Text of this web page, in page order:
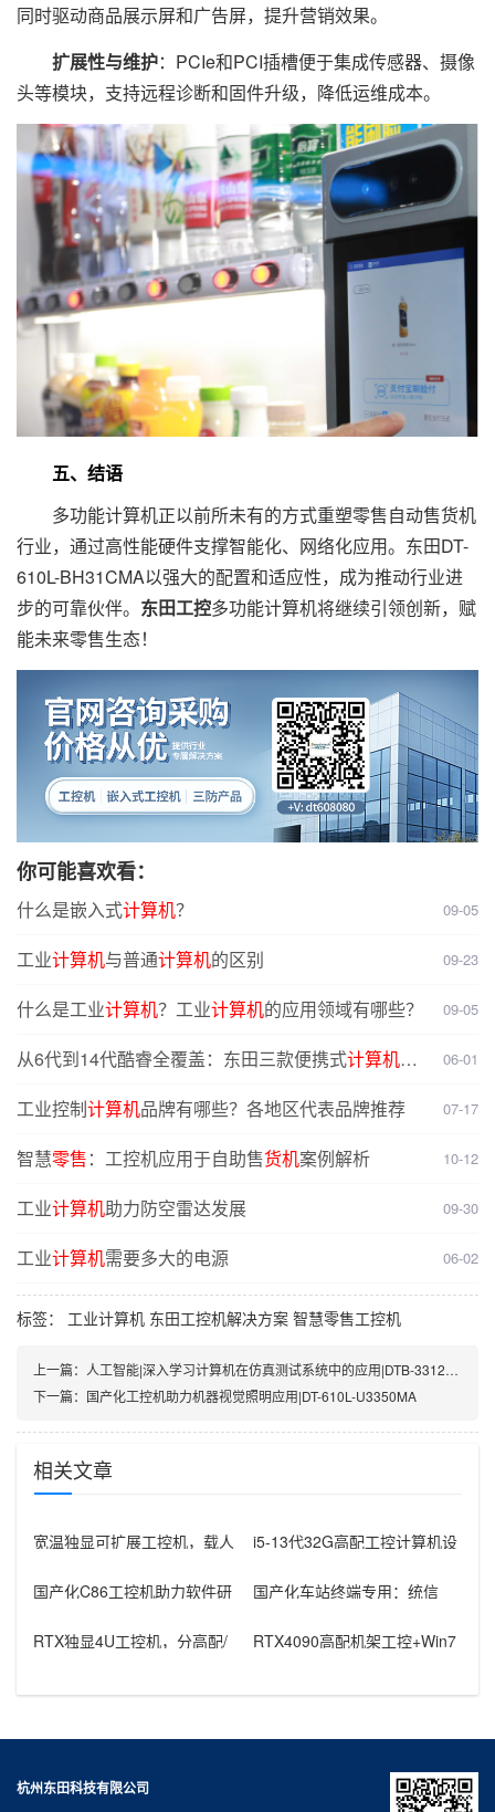
同时驱动商品展示屏和广告屏，提升营销效果。
扩展性与维护：PCIe和PCI插槽便于集成传感器、摄像
头等模块，支持远程诊断和固件升级，降低运维成本。
五、结语
多功能计算机正以前所未有的方式重塑零售自动售货机
行业，通过高性能硬件支撑智能化、网络化应用。东田DT-
610L-BH31CMA以强大的配置和适应性，成为推动行业进
步的可靠伙伴。 东田工控多功能计算机将继续引领创新，赋
能未来零售生态！
你可能喜欢看：
什么是嵌入式计算机？ 09-05
工业计算机与普通计算机的区别 09-23
什么是工业计算机？工业计算机的应用领域有哪些？ 09-05
从6代到14代酷睿全覆盖：东田三款便携式计算机如
06-01
工业控制计算机品牌有哪些？各地区代表品牌推荐 07-17
智慧零售：工控机应用于自助售货机案例解析 10-12
工业计算机助力防空雷达发展 09-30
工业计算机需要多大的电源 06-02
标签： 工业计算机 东田工控机解决方案 智慧零售工控机
上一篇： 人工智能|深入学习计算机在仿真测试系统中的应用|DTB-3312-H310
下一篇： 国产化工控机助力机器视觉照明应用|DT-610L-U3350MA
相关文章
宽温独显可扩展工控机，载人
怎么选？
i5-13代32G高配工控计算机设
国产化C86工控机助力软件研
国产化车站终端专用：统信
机落地方
RTX独显4U工控机，分高配/
RTX4090高配机架工控+Win7
杭州东田科技有限公司